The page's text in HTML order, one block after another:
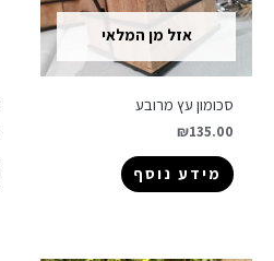
אזל מן המלאי
סכומון עץ מרובע
₪135.00
מידע נוסף